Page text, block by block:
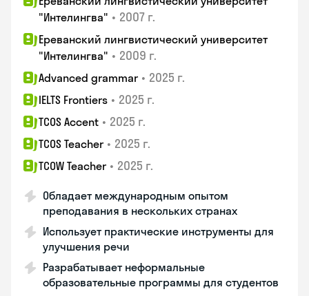
"Интелингва" • 2007 г.
Ереванский лингвистический университет
"Интелингва" • 2009 г.
Advanced grammar • 2025 г.
IELTS Frontiers • 2025 г.
TCOS Accent • 2025 г.
TCOS Teacher • 2025 г.
TCOW Teacher • 2025 г.
Обладает международным опытом
преподавания в нескольких странах
Использует практические инструменты для
улучшения речи
Разрабатывает неформальные
образовательные программы для студентов